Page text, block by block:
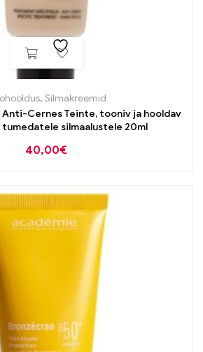
, Silmakreemid
Anti-Cernes Teinte, tooniv ja hooldav
tumedatele silmaalustele 20ml
40,00€